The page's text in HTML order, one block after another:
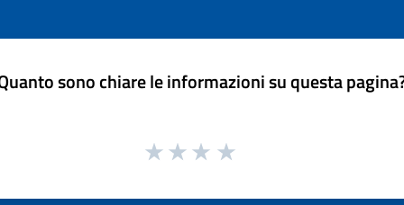
sono chiare le informazioni su questa